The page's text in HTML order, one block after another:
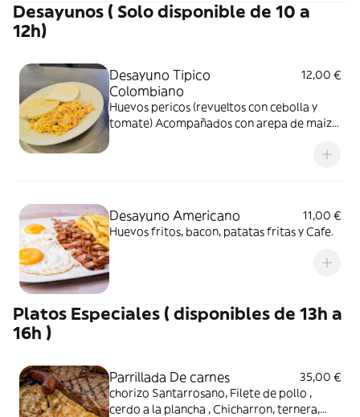
Desayunos ( Solo disponible de 10 a
12h)
Desayuno Tipico
Colombiano
12,00 €
Huevos pericos (revueltos con cebolla y
tomate) Acompañados con arepa de maiz,
Desayuno Americano
11,00 €
Huevos fritos, bacon, patatas fritas y Cafe.
Platos Especiales ( disponibles de 13h a
16h )
Parrillada De carnes
35,00 €
chorizo Santarrosano, Filete de pollo ,
cerdo a la plancha , Chicharron, ternera,